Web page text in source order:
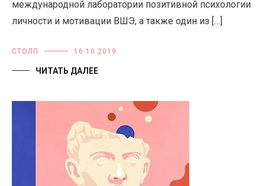
международной лаборатории позитивной психологии
личности и мотивации ВШЭ, а также один из […]
СТОЛП 16.10.2019
ЧИТАТЬ ДАЛЕЕ